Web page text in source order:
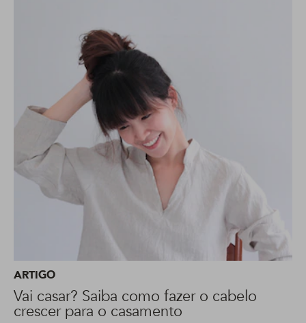
ARTIGO
Vai casar? Saiba como fazer o cabelo
crescer para o casamento